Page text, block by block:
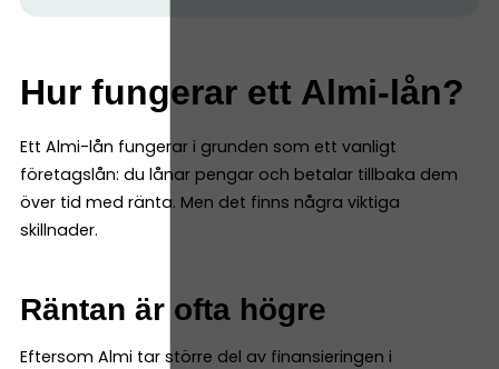
Hur fungerar ett Almi-lån?
Ett Almi-lån fungerar i grunden som ett vanligt
företagslån: du lånar pengar och betalar tillbaka dem
över tid med ränta. Men det finns några viktiga
skillnader.
Räntan är ofta högre
Eftersom Almi tar större del av finansieringen i